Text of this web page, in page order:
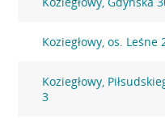
Koziegłowy, os. Leśne
Koziegłowy,
3